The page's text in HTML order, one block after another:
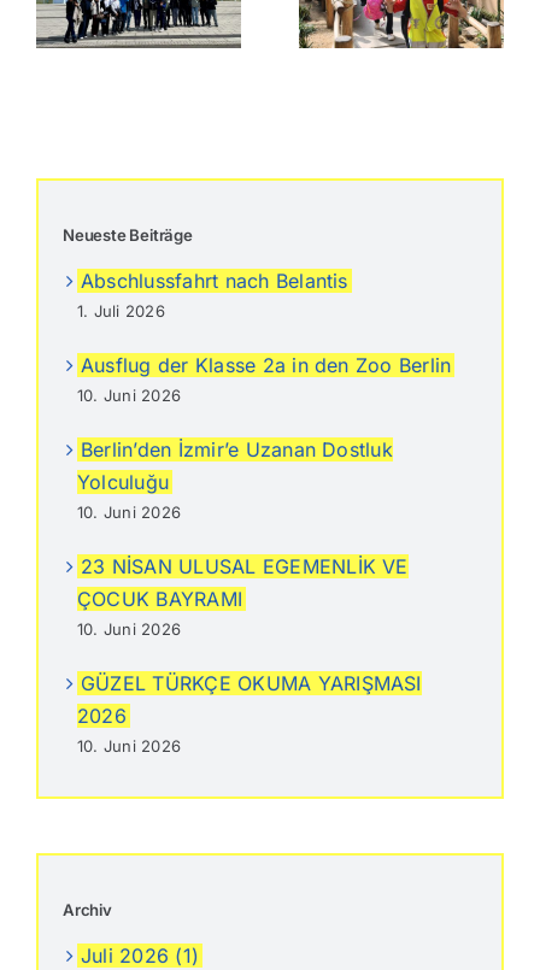
Berlin
Neueste Beiträge
Abschlussfahrt nach Belantis
1. Juli 2026
Ausflug der Klasse 2a in den Zoo Berlin
10. Juni 2026
Berlin’den İzmir’e Uzanan Dostluk
Yolculuğu
10. Juni 2026
23 NİSAN ULUSAL EGEMENLİK VE
ÇOCUK BAYRAMI
10. Juni 2026
GÜZEL TÜRKÇE OKUMA YARIŞMASI
2026
10. Juni 2026
Archiv
Juli 2026 (1)